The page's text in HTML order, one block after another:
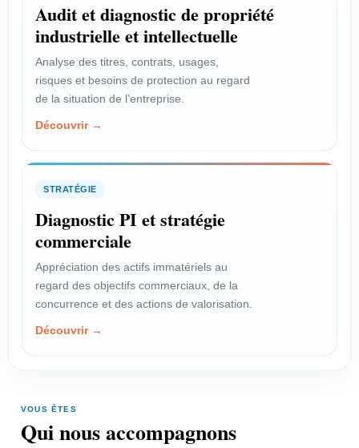
PROFIL
Scientifique
Valoriser l’innovation issue de la
PROFIL
Inventeur salarié
Faire reconnaître vos droits et
équitable.
PROFIL
Audit et diagnostic de propriété
industrielle et intellectuelle
Analyse des titres, contrats, usages,
risques et besoins de protection au regard
de la situation de l’entreprise.
Découvrir →
STRATÉGIE
Diagnostic PI et stratégie
commerciale
Appréciation des actifs immatériels au
regard des objectifs commerciaux, de la
concurrence et des actions de valorisation.
Découvrir →
VOUS ÊTES
Qui nous accompagnons